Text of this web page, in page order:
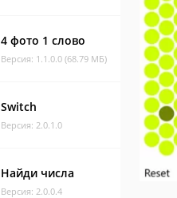
4 фото 1 слово
Версия: 1.1.0.0 (68.79 МБ)
Switch
Версия: 2.0.1.0
Найди числа
Версия: 2.0.0.4